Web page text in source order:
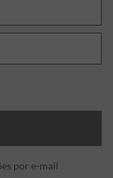
por e-mail